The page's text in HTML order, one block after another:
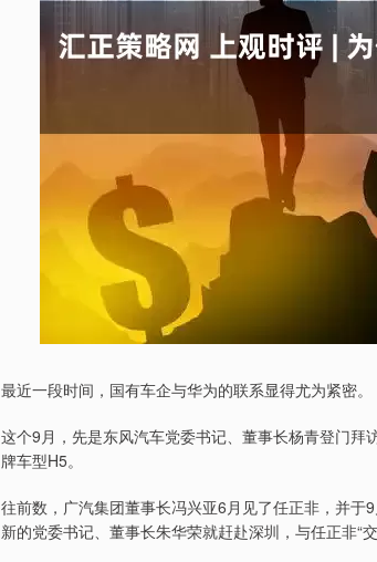
最近一段时间，国有车企与华为的联系显得尤为紧密。
这个9月，先是东风汽车党委书记、董事长杨青登门拜
牌车型H5。
往前数，广汽集团董事长冯兴亚6月见了任正非，并于
新的党委书记、董事长朱华荣就赶赴深圳，与任正非“交